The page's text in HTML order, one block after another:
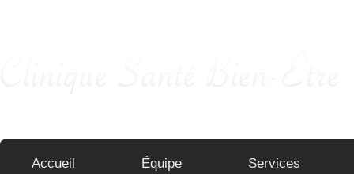
Accueil Équipe Services